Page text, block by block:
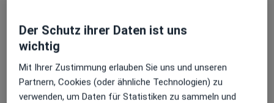
vor Veröffentlichung kostenfrei über neue
Patienten-Feedbacks per E-Mail informieren.
Jetzt als Arzt anmelden
Der Schutz ihrer Daten ist uns
wichtig
Mit Ihrer Zustimmung erlauben Sie uns und unseren
Partnern, Cookies (oder ähnliche Technologien) zu
verwenden, um Daten für Statistiken zu sammeln und